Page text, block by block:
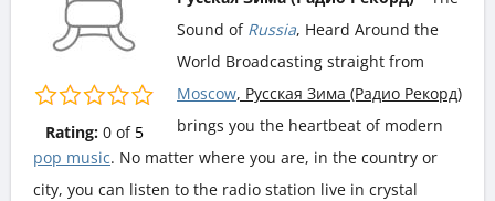
Rating: 0of 5
Sound of Russia, Heard Around the
World Broadcasting straight from
Moscow, Русская Зима (Радио Рекорд)
brings you the heartbeat of modern
pop music. No matter where you are, in the country or
city, you can listen to the radio station live in crystal